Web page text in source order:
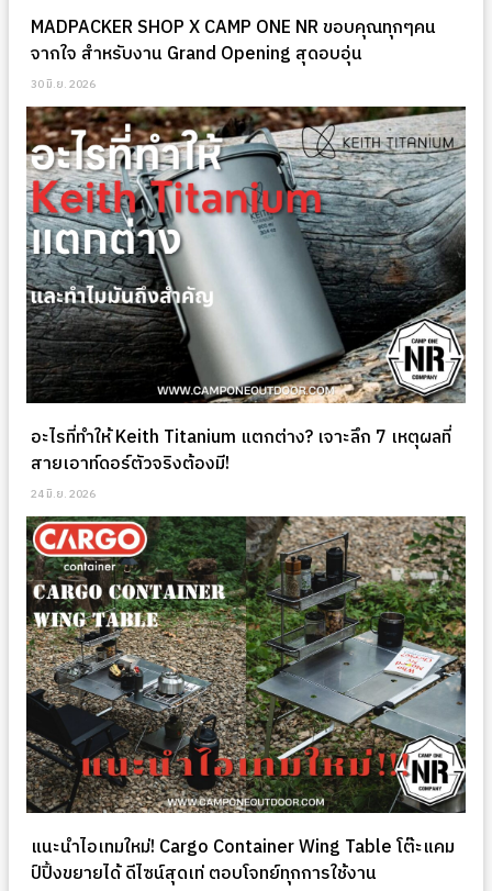
MADPACKER SHOP X CAMP ONE NR ขอบคุณทุกๆคน
จากใจ สำหรับงาน Grand Opening สุดอบอุ่น
30 มิ.ย. 2026
อะไรที่ทำให้ Keith Titanium แตกต่าง? เจาะลึก 7 เหตุผลที่
สายเอาท์ดอร์ตัวจริงต้องมี!
24 มิ.ย. 2026
แนะนำไอเทมใหม่! Cargo Container Wing Table โต๊ะแคม
ป์ปิ้งขยายได้ ดีไซน์สุดเท่ ตอบโจทย์ทุกการใช้งาน